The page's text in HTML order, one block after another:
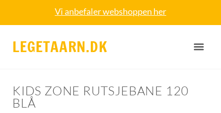
Vi anbefaler webshoppen her
LEGETAARN.DK
KIDS ZONE RUTSJEBANE 120
BLÅ